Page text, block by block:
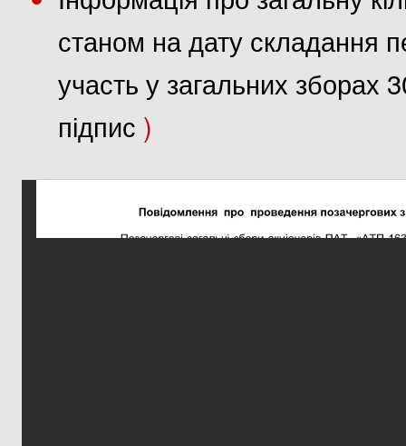
станом на дату складання
участь у загальних
підпис )